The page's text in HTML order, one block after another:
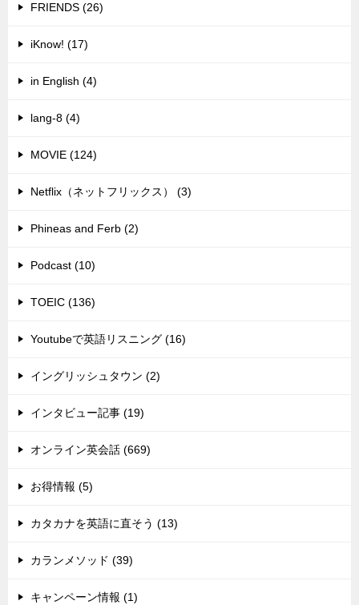
FRIENDS (26)
iKnow! (17)
in English (4)
lang-8 (4)
MOVIE (124)
Netflix（ネットフリックス） (3)
Phineas and Ferb (2)
Podcast (10)
TOEIC (136)
Youtubeで英語リスニング (16)
イングリッシュタウン (2)
インタビュー記事 (19)
オンライン英会話 (669)
お得情報 (5)
カタカナを英語に直そう (13)
カランメソッド (39)
キャンペーン情報 (1)